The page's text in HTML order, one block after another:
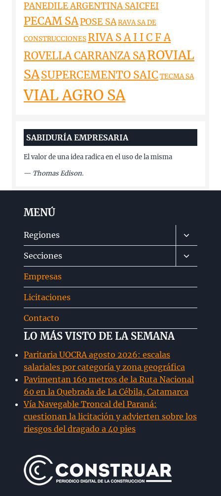
PANEDILE ARGENTINA SAICFEI
PECAM SAPOSE SARAVA SA DE
CONSTRUCCIONES RIVA S A I I C F A
ROVELLA CARRANZA SAROVIAL
SASUPERCEMENTO SAIC TECMA SA
VIAL AGRO SA
SABIDURÍA EMPRESARIA
El valor de una idea radica en el uso de la misma
— Thomas Edison.
MENÚ
Regiones
Alternar
menú
hijo
Secciones
Alternar
menú
Empresas
Licitaciones
Contacto
LO MÁS VISTO DE LA SEMANA
Paritaria UOCRA agosto 2026: escalas
salariales por categoría y zona geográfica
Pavimentan 160 metros de la Ruta Nacional
60 en la Quebrada de La Cébila, Catamarca
Vía Navegable Troncal del Paraná:
cuestionan la licitación y advierten sobre los
riesgos del dragado a 40 pies